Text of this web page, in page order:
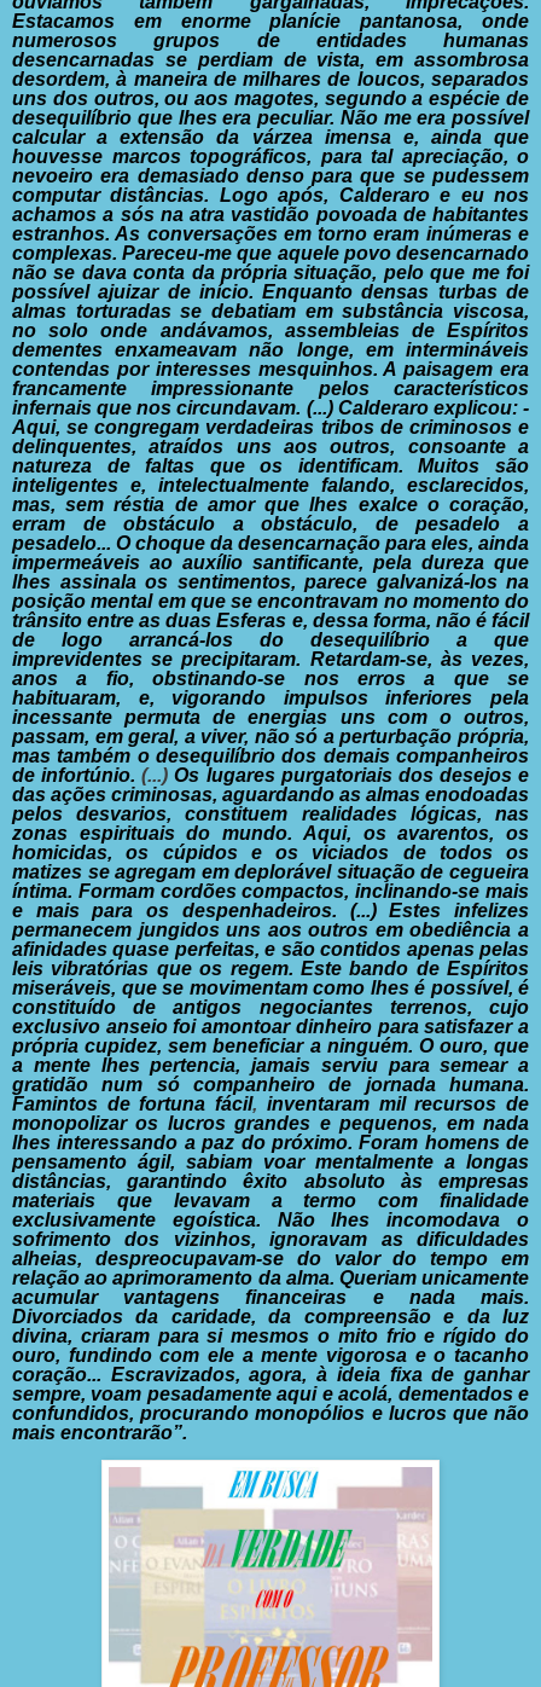
Estacamos em enorme planície pantanosa, onde
numerosos
grupos de entidades humanas
desencarnadas se perdiam de vista, em assombrosa
desordem, à maneira de milhares de loucos, separados
uns dos outros, ou aos magotes, segundo a espécie de
desequilíbrio que lhes era peculiar. Não me era possível
calcular a extensão da várzea imensa e,
ainda que
houvesse marcos topográficos, para tal apreciação, o
nevoeiro era demasiado denso para que se pudessem
computar distâncias. Logo após, Calderaro e eu nos
achamos a sós na atra vastidão povoada de habitantes
estranhos. As conversações em torno eram inúmeras e
complexas. Pareceu-me que aquele povo desencarnado
não se dava conta da própria situação, pelo que me foi
possível ajuizar de início. Enquanto densas turbas de
almas torturadas se debatiam em substância viscosa,
no solo onde andávamos, assembleias de Espíritos
dementes enxameavam não longe, em intermináveis
contendas por interesses mesquinhos. A paisagem era
francamente impressionante pelos característicos
infernais que nos circundavam. (...) Calderaro explicou: -
Aqui, se congregam verdadeiras tribos de criminosos e
delinquentes, atraídos uns aos outros, consoante a
natureza de
faltas que os identificam. Muitos são
inteligentes e, intelectualmente falando, esclarecidos,
mas, sem réstia de amor que lhes exalce o coração,
erram de obstáculo a obstáculo, de pesadelo a
pesadelo... O choque da desencarnação para eles, ainda
impermeáveis ao auxílio santificante, pela dureza que
lhes assinala os sentimentos, parece galvanizá-los na
posição mental em que se encontravam no momento do
trânsito entre as duas Esferas e, dessa forma, não é fácil
de logo arrancá-los do desequilíbrio a que
imprevidentes se precipitaram. Retardam-se, às vezes,
anos a fio,
obstinando-se nos erros a que se
habituaram, e, vigorando impulsos
inferiores pela
incessante permuta de energias uns com o outros,
passam, em geral, a viver, não só a perturbação própria,
mas também o desequilíbrio dos demais companheiros
de infortúnio. (...) Os lugares purgatoriais dos desejos e
das ações criminosas, aguardando as almas enodoadas
pelos desvarios, constituem realidades lógicas, nas
zonas espirituais do mundo. Aqui, os avarentos, os
homicidas, os
cúpidos e os viciados de todos os
matizes se agregam em deplorável situação de cegueira
íntima. Formam cordões compactos, inclinando-se mais
e mais para os despenhadeiros. (...) Estes infelizes
permanecem jungidos uns aos outros em obediência a
afinidades quase perfeitas, e são contidos apenas pelas
leis vibratórias que os regem. Este bando de Espíritos
miseráveis, que se movimentam como lhes é possível, é
constituído de antigos negociantes terrenos,
cujo
exclusivo anseio foi amontoar dinheiro para satisfazer a
própria cupidez, sem beneficiar a ninguém. O ouro, que
a mente lhes pertencia, jamais serviu para semear a
gratidão num
só companheiro de jornada humana.
Famintos de fortuna fácil, inventaram mil recursos de
monopolizar os lucros grandes e pequenos, em nada
lhes interessando a paz do próximo. Foram homens de
pensamento ágil, sabiam voar mentalmente a longas
distâncias, garantindo êxito absoluto às empresas
materiais que
levavam a termo com finalidade
exclusivamente egoística. Não
lhes incomodava o
sofrimento dos vizinhos, ignoravam as dificuldades
alheias, despreocupavam-se do valor do tempo em
relação ao aprimoramento da alma. Queriam unicamente
acumular vantagens
financeiras e nada mais.
Divorciados da caridade, da compreensão
e da luz
divina, criaram para si mesmos o mito frio e rígido do
ouro, fundindo com ele a mente vigorosa e o tacanho
coração... Escravizados, agora, à ideia fixa de ganhar
sempre, voam pesadamente aqui e acolá, dementados e
confundidos, procurando monopólios e lucros que não
mais encontrarão”.